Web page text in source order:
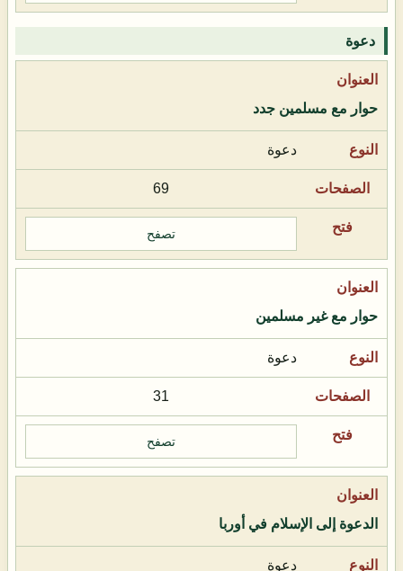
دعوة
حوار مع مسلمين جدد
دعوة
69
تصفح
حوار مع غير مسلمين
دعوة
31
تصفح
الدعوة إلى الإسلام في أوربا
دعوة